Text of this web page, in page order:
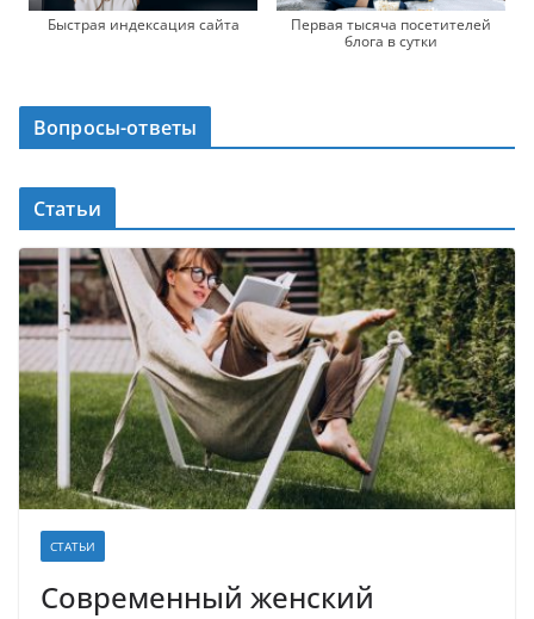
Быстрая индексация сайта
Первая тысяча посетителей
блога в сутки
Вопросы-ответы
Статьи
СТАТЬИ
Современный женский